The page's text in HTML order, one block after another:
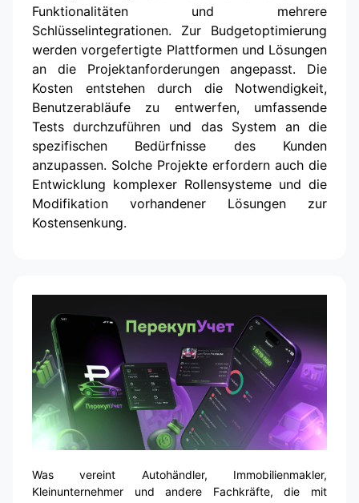
Funktionalitäten und mehrere
Schlüsselintegrationen. Zur Budgetoptimierung
werden vorgefertigte Plattformen und Lösungen
an die Projektanforderungen angepasst. Die
Kosten entstehen durch die Notwendigkeit,
Benutzerabläufe zu entwerfen, umfassende
Tests durchzuführen und das System an die
spezifischen Bedürfnisse des Kunden
anzupassen. Solche Projekte erfordern auch die
Entwicklung komplexer Rollensysteme und die
Modifikation vorhandener Lösungen zur
Kostensenkung.
Was vereint Autohändler, Immobilienmakler,
Kleinunternehmer und andere Fachkräfte, die mit